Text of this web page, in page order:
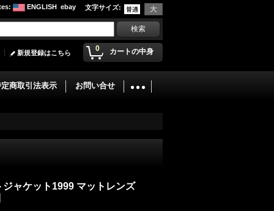
文字サイズ:
: ENGLISH ebay
0 カートの中身
新規登録はこちら
商取引法表示 お問い合せ
ジャケット1999 マットレンズ